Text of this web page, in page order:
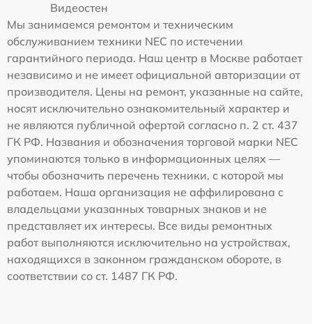
Видеостен
Мы занимаемся ремонтом и техническим
обслуживанием техники NEC по истечении
гарантийного периода. Наш центр в Москве работает
независимо и не имеет официальной авторизации от
производителя. Цены на ремонт, указанные на сайте,
носят исключительно ознакомительный характер и
не являются публичной офертой согласно п. 2 ст. 437
ГК РФ. Названия и обозначения торговой марки NEC
упоминаются только в информационных целях —
чтобы обозначить перечень техники, с которой мы
работаем. Наша организация не аффилирована с
владельцами указанных товарных знаков и не
представляет их интересы. Все виды ремонтных
работ выполняются исключительно на устройствах,
находящихся в законном гражданском обороте, в
соответствии со ст. 1487 ГК РФ.